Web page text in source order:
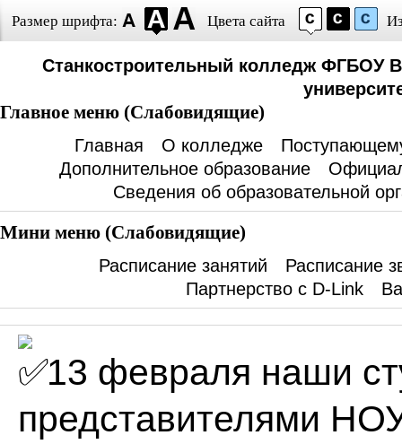
Размер шрифта: Цвета сайта
Станкостроительный колледж ФГБОУ
Главное меню (Слабовидящие)
Главная О колледже
Дополнительное образование
Сведения об образовательной
Мини меню (Слабовидящие)
Расписание занятий
Расписание
Партнерство с D-Link
13 февраля наши
представителями